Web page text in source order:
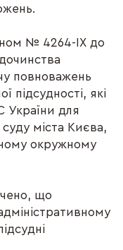
№ 4264-IX до
повноважень
підсудності, які
України для
міста Києва,
окружному
що